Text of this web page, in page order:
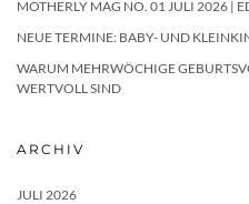
MOTHERLY MAG NO. 01 JULI 2026 |
NEUE TERMINE: BABY- UND
WARUM MEHRWÖCHIGE
WERTVOLL SIND
ARCHIV
JULI 2026